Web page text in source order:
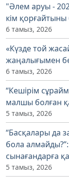
"Әлем аруы -
кім қорғайтыны
6 тамыз, 2026
«Күзде той
жаңалығымен
6 тамыз, 2026
“Кешірім
малшы болған
5 тамыз, 2026
“Басқалары да
бола
сынағандарға
5 тамыз, 2026